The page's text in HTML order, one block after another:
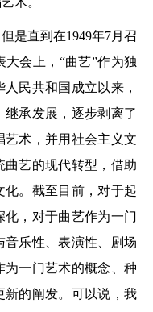
是直到在1949年7月召
会上，“曲艺”作为独
民共和国成立以来，
承发展，逐步剥离了
艺术，并用社会主义文
艺的现代转型，借助
化。截至目前，对于起
，对于曲艺作为一门
乐性、表演性、剧场
一门艺术的概念、种
新的阐发。可以说，我